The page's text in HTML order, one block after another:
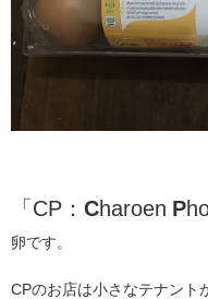
「CP： Charoen P
卵です。
CPのお店は小さなテナント